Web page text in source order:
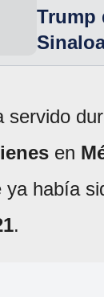
Trump
servido
en
había
.